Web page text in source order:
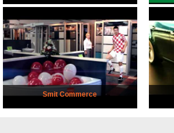
Smit Commerce